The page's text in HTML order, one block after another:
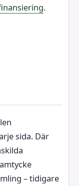
.
sida. Där
– tidigare